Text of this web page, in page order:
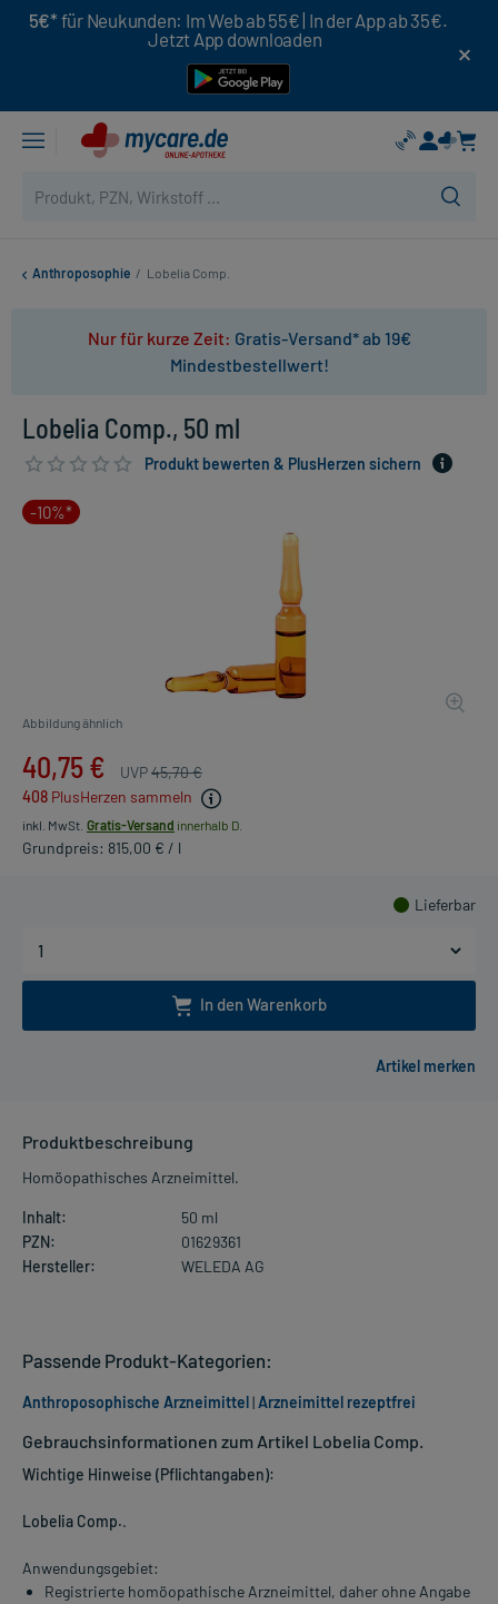
5€* für Neukunden: Im Web ab 55€ | In der App ab 35€.
Jetzt App downloaden
Anthroposophie / Lobelia Comp.
Nur für kurze Zeit: Gratis-Versand* ab 19€
Mindestbestellwert!
Lobelia Comp., 50 ml
Produkt bewerten & PlusHerzen sichern
-10%*
Abbildung ähnlich
40,75 € UVP45,70 €
408 PlusHerzen sammeln
inkl. MwSt. Gratis-Versand innerhalb D.
Grundpreis: 815,00 € / l
Lieferbar
In den Warenkorb
Produktbeschreibung
Homöopathisches Arzneimittel.
Inhalt:
50 ml
PZN:
01629361
Hersteller:
WELEDA AG
Gebrauchsinformationen zum Artikel Lobelia Comp.
Wichtige Hinweise (Pflichtangaben):
Lobelia Comp..
Anwendungsgebiet:
Registrierte homöopathische Arzneimittel, daher ohne Angabe
Passende Produkt-Kategorien:
Anthroposophische Arzneimittel|Arzneimittel rezeptfrei